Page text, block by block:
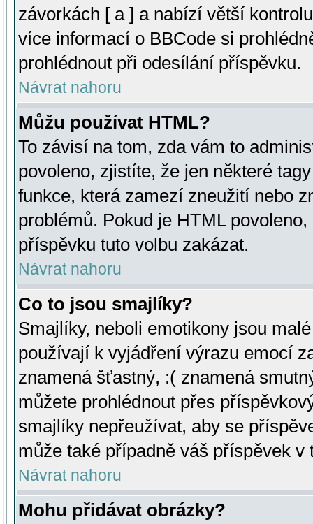
závorkách [ a ] a nabízí větší
více informací o BBCode si
prohlédnout při odesílání příspěvku.
Návrat nahoru
Můžu používat HTML?
To závisí na tom, zda vám to
povoleno, zjistíte, že jen některé
funkce, která zamezí zneužití nebo
problémů. Pokud je HTML
příspěvku tuto volbu zakázat.
Návrat nahoru
Co to jsou smajlíky?
Smajlíky, neboli emotikony jsou
používají k vyjádření výrazu emocí
znamená šťastný, :( znamená
můžete prohlédnout přes
smajlíky nepřeužívat, aby se
může také případně váš příspěvek v
Návrat nahoru
Mohu přidávat obrázky?